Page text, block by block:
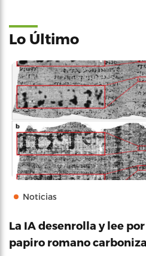
Lo Último
Noticias
La IA desenrolla y lee
papiro romano